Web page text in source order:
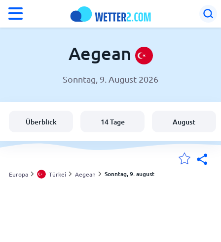
Wetter in Aegean
Schweiz
Deutschland
Aegean
Sonntag, 9. August 2026
Überblick 14 Tage August
Europa Türkei Aegean Sonntag, 9. august